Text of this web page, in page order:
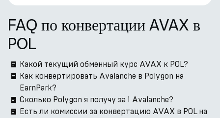
FAQ по конвертации AVAX в
POL
Какой текущий обменный курс AVAX к POL?
Как конвертировать Avalanche в Polygon на
EarnPark?
Сколько Polygon я получу за 1 Avalanche?
Есть ли комиссии за конвертацию AVAX в POL на